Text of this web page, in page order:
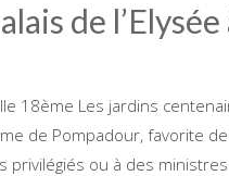
de
18ème Les jardins
de Pompadour, favorite
privilégiés ou à des